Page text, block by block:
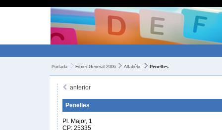
Portada Fitxer General 2006 Alfabètic Penelles
anterior
Penelles
Pl. Major, 1
CP: 25335